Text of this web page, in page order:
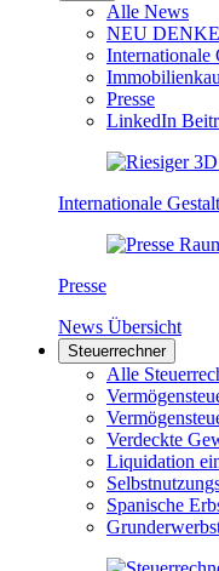
Alle News
NEU
Internationale
Presse
LinkedIn
Internationale
Presse
News Übersicht
Steuerrechner
Alle
Verdeckte
Liquidation
Spanische